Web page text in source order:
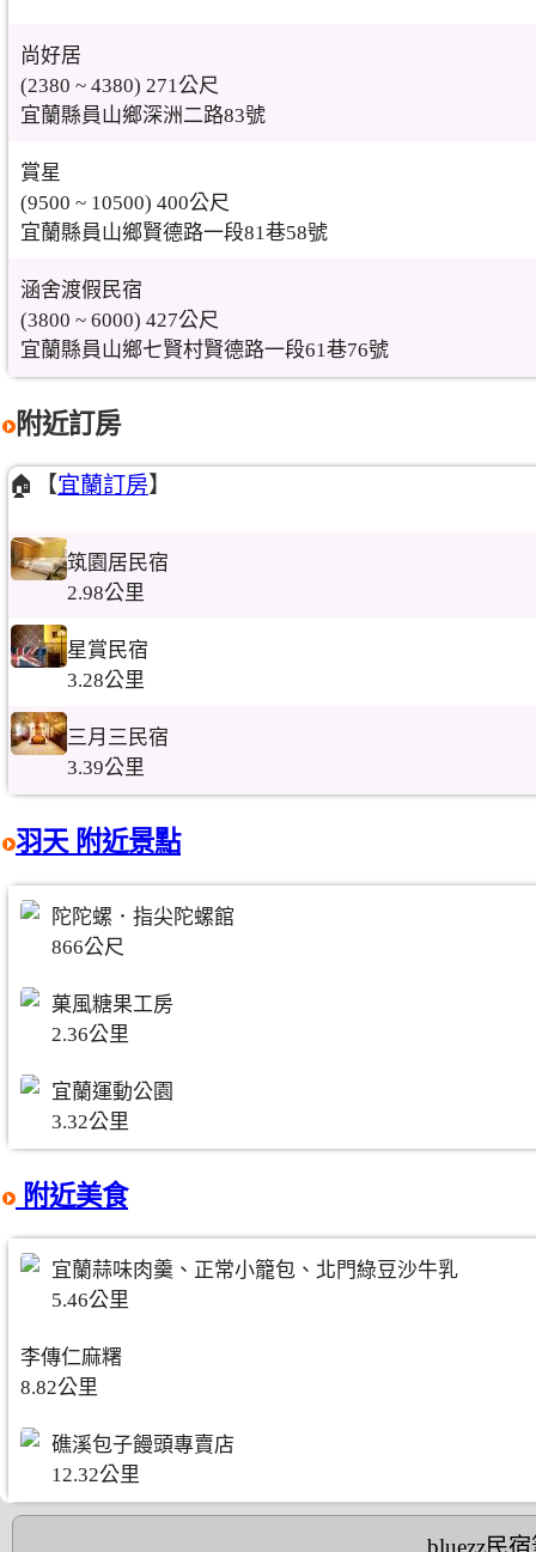
尚好居
(2380 ~ 4380) 271公尺
宜蘭縣員山鄉深洲二路83號
賞星
(9500 ~ 10500) 400公尺
宜蘭縣員山鄉賢德路一段81巷58號
涵舍渡假民宿
(3800 ~ 6000) 427公尺
宜蘭縣員山鄉七賢村賢德路一段61巷76號
附近訂房
🏠【宜蘭訂房】
筑園居民宿
2.98公里
星賞民宿
3.28公里
三月三民宿
3.39公里
羽天 附近景點
陀陀螺．指尖陀螺館
866公尺
菓風糖果工房
2.36公里
宜蘭運動公園
3.32公里
附近美食
宜蘭蒜味肉羹、正常小籠包、北門綠豆沙牛乳
5.46公里
李傳仁麻糬
8.82公里
礁溪包子饅頭專賣店
12.32公里